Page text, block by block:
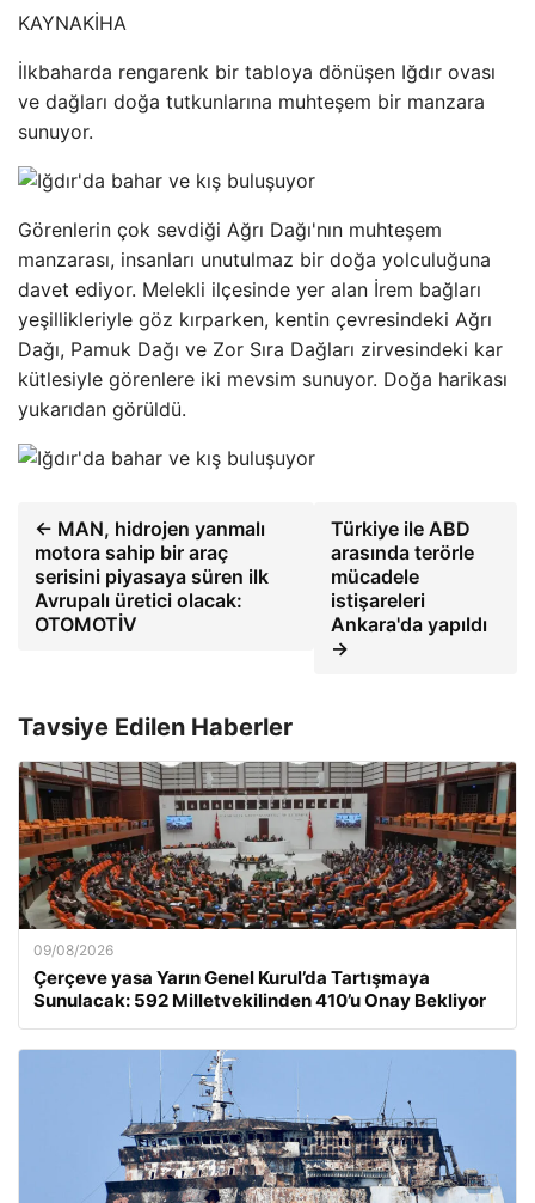
KAYNAKİHA
İlkbaharda rengarenk bir tabloya dönüşen Iğdır ovası
ve dağları doğa tutkunlarına muhteşem bir manzara
sunuyor.
Görenlerin çok sevdiği Ağrı Dağı'nın muhteşem
manzarası, insanları unutulmaz bir doğa yolculuğuna
davet ediyor. Melekli ilçesinde yer alan İrem bağları
yeşillikleriyle göz kırparken, kentin çevresindeki Ağrı
Dağı, Pamuk Dağı ve Zor Sıra Dağları zirvesindeki kar
kütlesiyle görenlere iki mevsim sunuyor. Doğa harikası
yukarıdan görüldü.
← MAN, hidrojen yanmalı
motora sahip bir araç
serisini piyasaya süren ilk
Avrupalı ​​üretici olacak:
OTOMOTİV
Türkiye ile ABD
arasında terörle
mücadele
istişareleri
Ankara'da yapıldı
→
Tavsiye Edilen Haberler
09/08/2026
Çerçeve yasa Yarın Genel Kurul’da Tartışmaya
Sunulacak: 592 Milletvekilinden 410’u Onay Bekliyor